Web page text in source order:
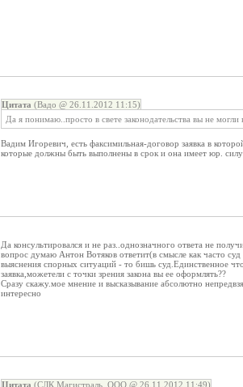
Цитата (Вадо @ 26.11.2012 11:15)
Да я понимаю..просто в свете законодательства вы не
Вадим Игоревич, есть факсимильная-договор заявка в
которые должны быть выполнены в срок и она имеет юр.
Да консультировался и не раз..однозначного ответа не
вопрос думаю Антон Вотяков ответит(в смысле как часто
выяснения спорных ситуаций - то бишь суд.Единственное
заявка,можетели с точки зрения закона вы ее оформлять??
Сразу скажу.мое мнение и высказывание абсолютно
интересно
Цитата (СЛК Магистраль, ООО @ 26.11.2012 11:49)